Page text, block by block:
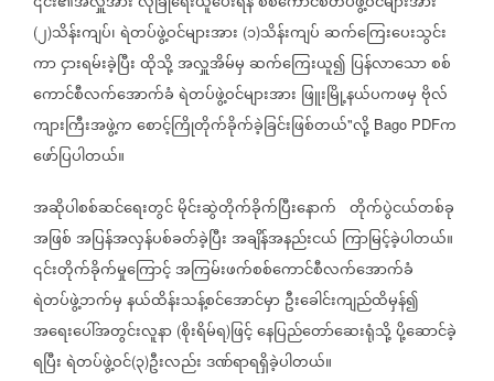
(၂)သိန်းကျပ်၊ရဲတပ်ဖွဲ့ဝင်များအား (၁)သိန်းကျပ်ဆက်ကြေး‌ပေးသွင်း
ကာငှားရမ်းခဲ့ပြီးထိုသို့အလှူအိမ်မှဆက်ကြေးယူ၍ ပြန်လာသောစစ်
ကောင်စီလက်အောက်ခံရဲတပ်ဖွဲ့ဝင်များအား ဖြူးမြို့နယ်ပကဖမှဗိုလ်
ကျားကြီးအဖွဲ့ကစောင့်ကြိုတိုက်ခိုက်ခဲ့ခြင်းဖြစ်တယ်"လို့ Bago PDFက
ဖော်ပြပါတယ်။
အဆိုပါစစ်ဆင်ရေးတွင်မိုင်းဆွဲတိုက်ခိုက်ပြီးနောက် တိုက်ပွဲငယ်တစ်ခု
အဖြစ်အပြန်အလှန်ပစ်ခတ်ခဲ့ပြီးအချိန်အနည်းငယ် ကြာမြင့်ခဲ့ပါတယ်။
၎င်းတိုက်ခိုက်မှုကြောင့်အကြမ်းဖက်စစ်ကောင်စီလက်အောက်ခံ
ရဲတပ်ဖွဲ့ဘက်မှနယ်ထိန်းသန့်စင်အောင်မှာဦးခေါင်းကျည်ထိမှန်၍
အရေးပေါ်အတွင်းလူနာ (စိုးရိမ်ရ)ဖြင့်နေပြည်တော်ဆေးရုံသို့ပို့ဆောင်ခဲ့
ရပြီးရဲတပ်ဖွဲ့ဝင်(၃)ဦးလည်းဒဏ်ရာရရှိခဲ့ပါတယ်။